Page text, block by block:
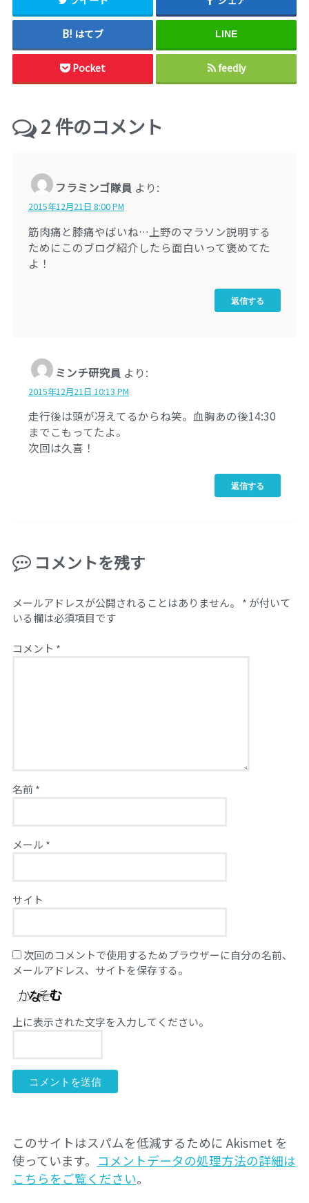
はてブ LINE
Pocket feedly
2件のコメント
フラミンゴ隊員 より:
2015年12月21日 8:00 PM
筋肉痛と膝痛やばいね…上野のマラソン説明する
ためにこのブログ紹介したら面白いって褒めてた
よ！
返信する
ミンチ研究員 より:
2015年12月21日 10:13 PM
走行後は頭が冴えてるからね笑。血胸あの後14:30
までこもってたよ。
次回は久喜！
返信する
コメントを残す
メールアドレスが公開されることはありません。 * が付いて
いる欄は必須項目です
コメント *
名前*
メール *
サイト
次回のコメントで使用するためブラウザーに自分の名前、
メールアドレス、サイトを保存する。
上に表示された文字を入力してください。
このサイトはスパムを低減するために Akismet を
使っています。 コメントデータの処理方法の詳細は
こちらをご覧ください。